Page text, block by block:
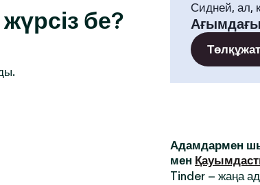
бе?
Сидней, ал,
Адамдармен
мен
Tinder – жаңа